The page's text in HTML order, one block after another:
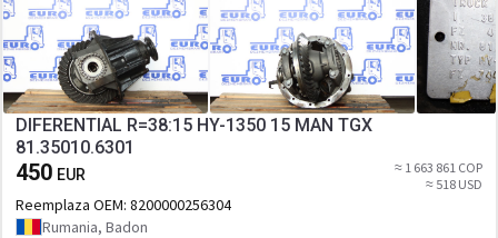
DIFERENTIAL R=38:15 HY-1350 15 MAN TGX
81.35010.6301
450 EUR
≈ 1 663 861 COP
≈ 518 USD
Reemplaza OEM: 8200000256304
Rumania, Badon